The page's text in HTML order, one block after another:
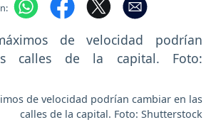
de velocidad podrían cambiar en las
calles de la capital. Foto: Shutterstock